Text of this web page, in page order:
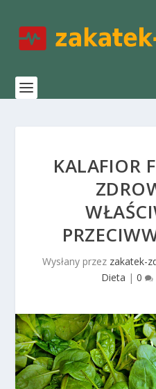
KALAFIOR
Wysłany przez zakatek-
Dieta | 0